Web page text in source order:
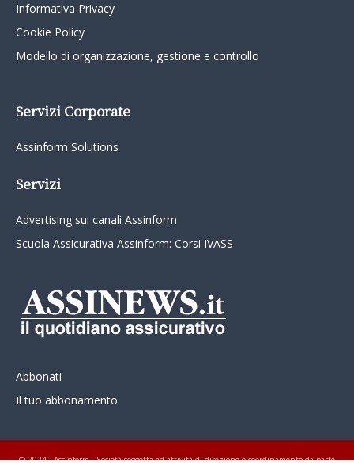
Informativa Privacy
Cookie Policy
Modello di organizzazione, gestione e controllo
Servizi Corporate
Assinform Solutions
Servizi
Advertising sui canali Assinform
Scuola Assicurativa Assinform: Corsi IVASS
Abbonati
Il tuo abbonamento
© 2024 - Assinform - Società soggetta ad attività di direzione e coordinamento da parte